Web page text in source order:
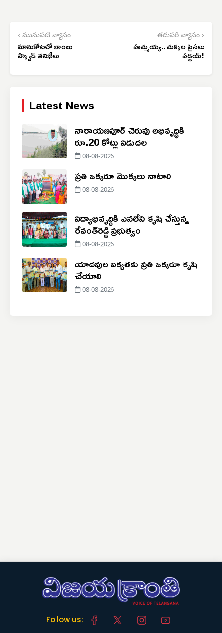
‹ మునుపటి వ్యాసం
మానుకోటలో బాంబు
స్క్వాడ్ తనిఖీలు
తదుపరి వ్యాసం ›
హమ్మయ్య.. మక్కల పైసలు
పడ్డయ్!
Latest News
నారాయణపూర్ చెరువు అభివృద్ధికి
రూ.20 కోట్లు విడుదల
08-08-2026
ప్రతి ఒక్కరూ మొక్కలు నాటాలి
08-08-2026
విద్యాభివృద్ధికి ఎనలేని కృషి చేస్తున్న
రేవంత్‌రెడ్డి ప్రభుత్వం
08-08-2026
యాదవుల ఐక్యతకు ప్రతి ఒక్కరూ కృషి
చేయాలి
08-08-2026
Follow us: